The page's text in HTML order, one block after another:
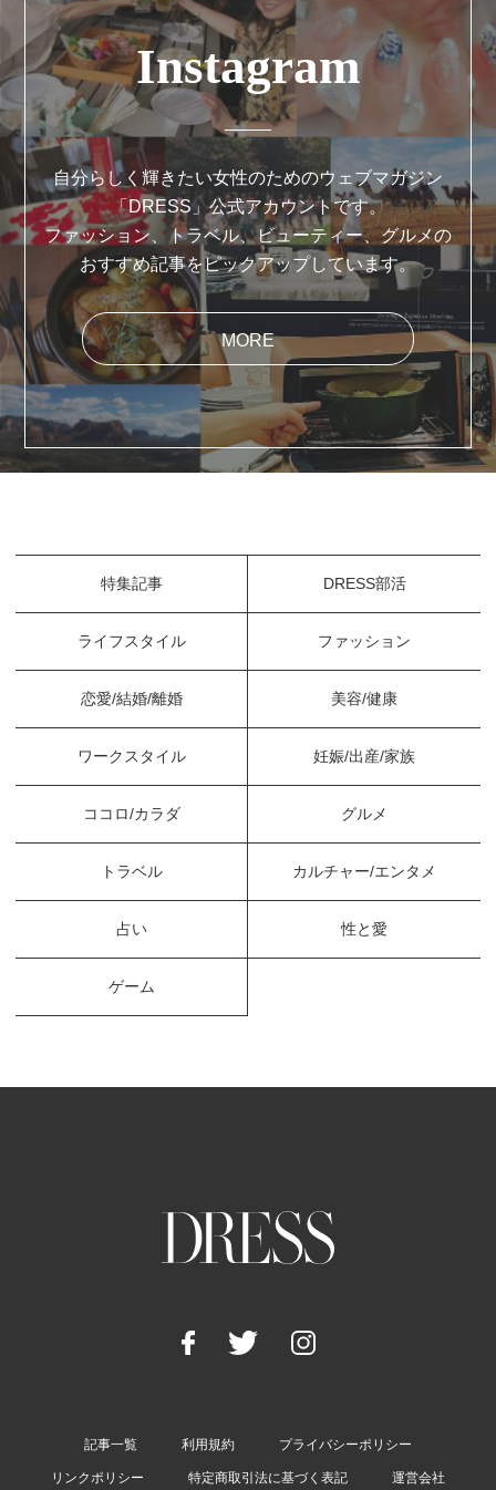
Instagram
自分らしく輝きたい女性のためのウェブマガジン
「DRESS」公式アカウントです。
ファッション、トラベル、ビューティー、グルメの
おすすめ記事をピックアップしています。
MORE
特集記事 DRESS部活
ライフスタイル ファッション
恋愛/結婚/離婚 美容/健康
ワークスタイル 妊娠/出産/家族
ココロ/カラダ グルメ
トラベル カルチャー/エンタメ
占い 性と愛
ゲーム
記事一覧 利用規約 プライバシーポリシー
リンクポリシー 特定商取引法に基づく表記 運営会社